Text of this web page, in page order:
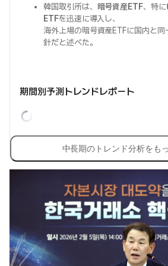
韓国取引所は、 暗号資産ETF、特に
ETFを迅速に導入し、
海外上場の暗号資産ETFに国内と
針だと述べた。
期間別予測トレンドレポート
中長期のトレンド分析をも